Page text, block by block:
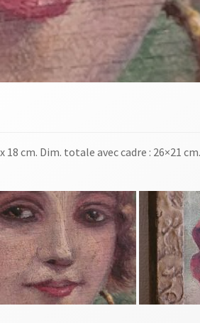
cm. Dim. totale avec cadre : 26×21 cm.